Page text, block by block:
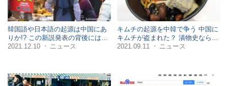
韓国語や日本語の起源は中国にあ
りか!? この新説発表の背後には…
2021.12.10
・ ニュース
キムチの起源を中韓で争う 中国に
キムチが盗まれた？ 漬物史なら…
2021.09.11
・ ニュース